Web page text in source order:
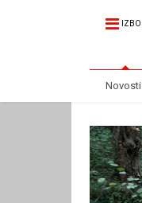
Novosti